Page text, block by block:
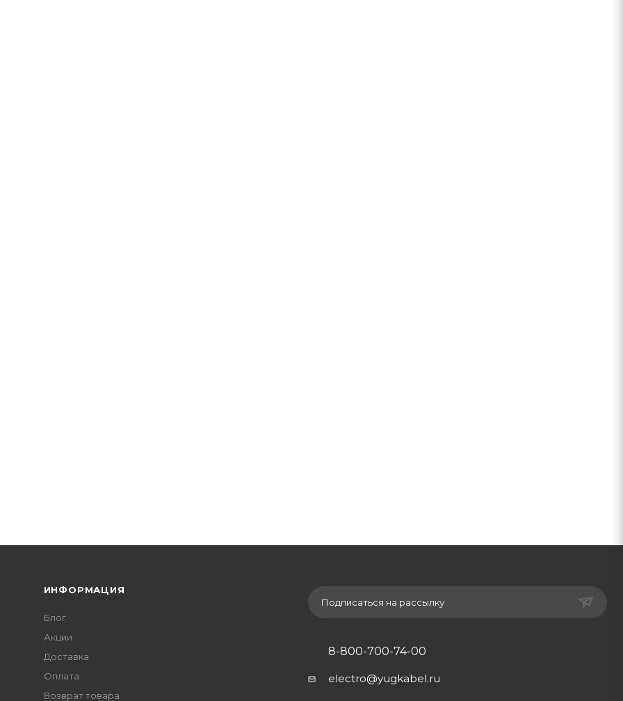
ИНФОРМАЦИЯ
Блог
Акции
Доставка
Оплата
Возврат товара
Подписаться на рассылку
8-800-700-74-00
electro@yugkabel.ru